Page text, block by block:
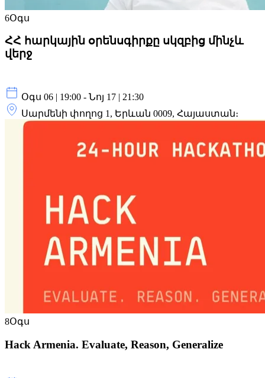
6Օգս
ՀՀ հարկային օրենսգիրքը սկզբից մինչև
վերջ
Օգս 06 | 19:00 - Նոյ 17 | 21:30
Սարմենի փողոց 1, Երևան 0009, Հայաստան։
8Օգս
Hack Armenia. Evaluate, Reason, Generalize